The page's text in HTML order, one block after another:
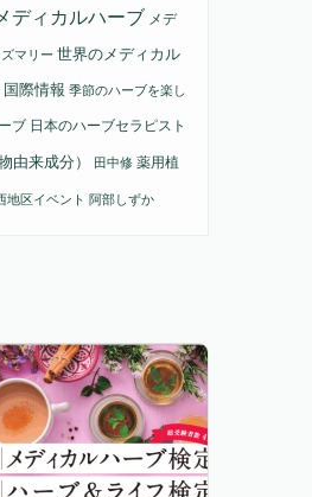
ディカルハーブ メデ
マリー 世界のメディカル
国際情報 季節のハーブを楽し
ブ 日本のハーブセラピスト
由来成分） 田中修 薬用植
地区イベント 阿部しずか